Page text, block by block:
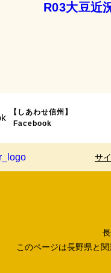
R03大豆近
【しあわせ信州】
Facebook
サ
このページは長野県と